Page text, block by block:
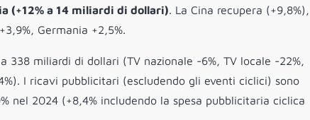
(+12% a 14 miliardi di dollari). La Cina recupera (+9,8%),
Germania +2,5%.
338 miliardi di dollari (TV nazionale -6%, TV locale -22%,
I ricavi pubblicitari (escludendo gli eventi ciclici) sono
nel 2024 (+8,4% includendo la spesa pubblicitaria ciclica